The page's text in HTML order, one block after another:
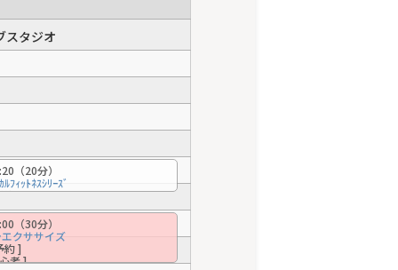
スタジオ
（20分）
ﾌｨｯﾄﾈｽｼﾘｰｽﾞ
約 ]
者 ]
（30分）
クササイズ
約 ]
者 ]